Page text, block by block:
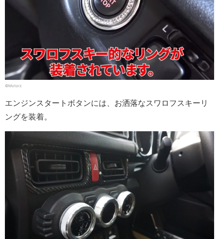
©Motorz
エンジンスタートボタンには、お洒落なスワロフスキーリ
ングを装着。